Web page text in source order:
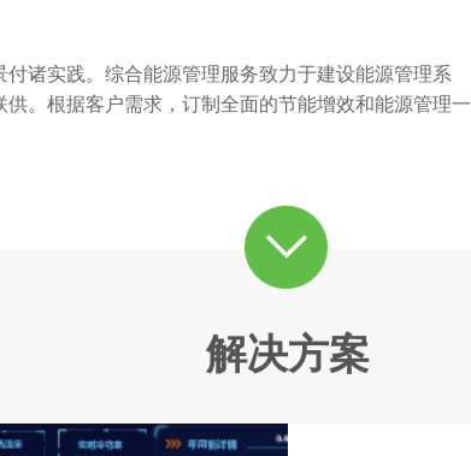
诸实践。综合能源管理服务致力于建设能源管理系
。根据客户需求，订制全面的节能增效和能源管理一
解决方案